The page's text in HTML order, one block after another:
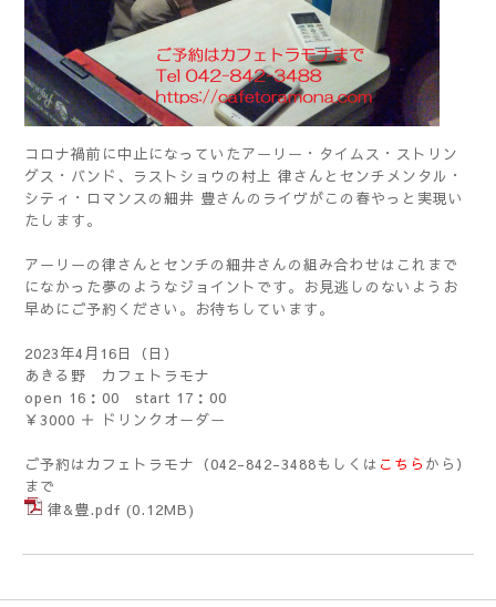
コロナ禍前に中止になっていたアーリー・タイムス・ストリン
グス・バンド、ラストショウの村上 律さんとセンチメンタル・
シティ・ロマンスの細井 豊さんのライヴがこの春やっと実現い
たします。
アーリーの律さんとセンチの細井さんの組み合わせはこれまで
になかった夢のようなジョイントです。お見逃しのないようお
早めにご予約ください。お待ちしています。
2023年4月16日（日）
あきる野 カフェトラモナ
open 16：00 start 17：00
￥3000 ＋ ドリンクオーダー
ご予約はカフェトラモナ（042-842-3488もしくは こちら から）
まで
律&豊.pdf (0.12MB)